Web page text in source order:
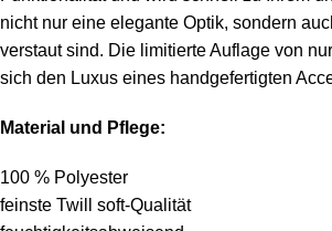
nicht nur eine elegante Optik, sondern
verstaut sind. Die limitierte Auflage von
sich den Luxus eines handgefertigten
Material und Pflege:
100 % Polyester
feinste Twill soft-Qualität